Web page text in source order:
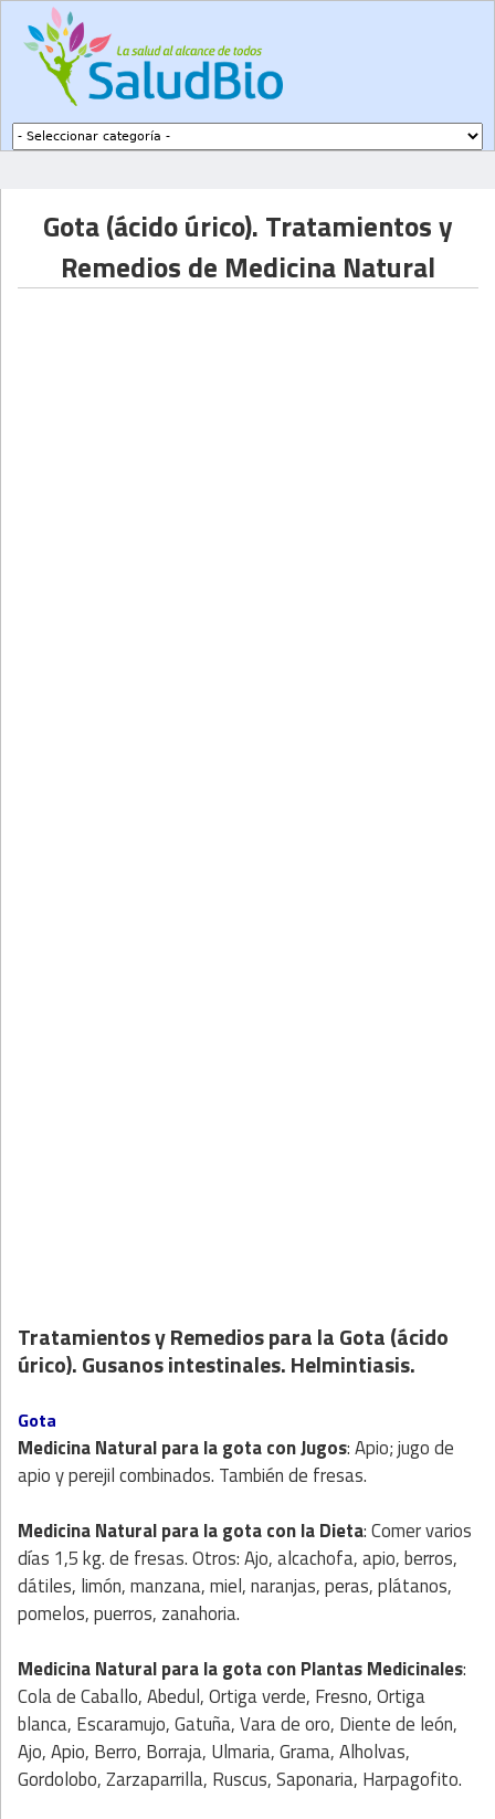
Gota (ácido úrico). Tratamientos y
Remedios de Medicina Natural
Tratamientos y Remedios para la Gota (ácido
úrico). Gusanos intestinales. Helmintiasis.
Gota
Medicina Natural para la gotaconJugos: Apio; jugo de
apio y perejil combinados. También de fresas.
Medicina Natural para la gotacon laDieta: Comer varios
días 1,5 kg. de fresas. Otros: Ajo, alcachofa, apio, berros,
dátiles, limón, manzana, miel, naranjas, peras, plátanos,
pomelos, puerros, zanahoria.
Medicina Natural para la gotaconPlantas Medicinales:
Cola de Caballo, Abedul, Ortiga verde, Fresno, Ortiga
blanca, Escaramujo, Gatuña, Vara de oro, Diente de león,
Ajo, Apio, Berro, Borraja, Ulmaria, Grama, Alholvas,
Gordolobo, Zarzaparrilla, Ruscus, Saponaria, Harpagofito.